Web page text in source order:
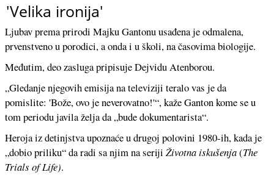
'Velika ironija'
Ljubav prema prirodi Majku Gantonu usađena je odmalena,
prvenstveno u porodici, a onda i u školi, na časovima biologije.
Međutim, deo zasluga pripisuje Dejvidu Atenborou.
„Gledanje njegovih emisija na televiziji teralo vas je da
pomislite: 'Bože, ovo je neverovatno!'“, kaže Ganton kome se u
tom periodu javila želja da „bude dokumentarista“.
Heroja iz detinjstva upoznaće u drugoj polovini 1980-ih, kada je
„dobio priliku“ da radi sa njim na seriji Životna iskušenja(The
Trials of Life).